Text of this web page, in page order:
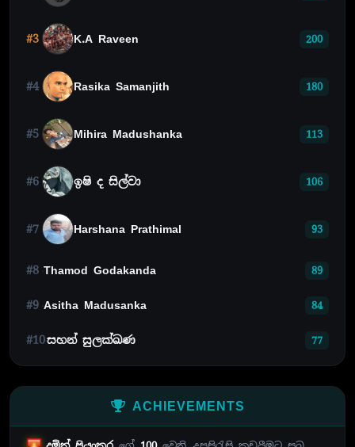
#3 K.A Raveen 200
#4 Rasika Samanjith 180
#5 Mihira Madushanka 113
#6 ඉෂි ද සිල්වා 106
#7 Harshana Prathimal 93
#8 Thamod Godakanda 89
#9 Asitha Madusanka 84
#10සහන් සුලක්ඛණ 77
ACHIEVEMENTS